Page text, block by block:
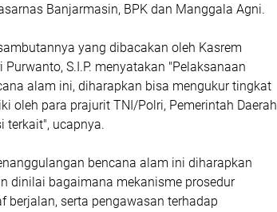
Banjarmasin, BPK dan Manggala Agni.
yang dibacakan oleh Kasrem
S.I.P. menyatakan "Pelaksanaan
alam ini, diharapkan bisa mengukur tingkat
oleh para prajurit TNI/Polri, Pemerintah Daerah
terkait", ucapnya.
bencana alam ini diharapkan
dinilai bagaimana mekanisme prosedur
berjalan, serta pengawasan terhadap